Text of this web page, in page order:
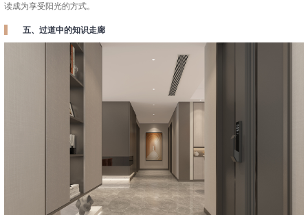
读成为享受阳光的方式。
五、过道中的知识走廊